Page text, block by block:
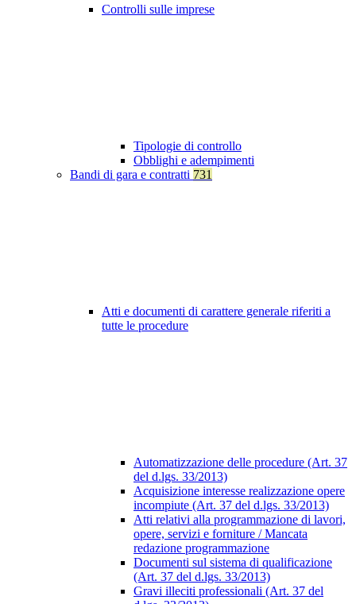
Controlli sulle imprese
Tipologie di controllo
Obblighi e adempimenti
Bandi di gara e contratti 731
Atti e documenti di carattere generale riferiti a
tutte le procedure
Automatizzazione delle procedure (Art. 37
del d.lgs. 33/2013)
Acquisizione interesse realizzazione opere
incompiute (Art. 37 del d.lgs. 33/2013)
Atti relativi alla programmazione di lavori,
opere, servizi e forniture / Mancata
redazione programmazione
Documenti sul sistema di qualificazione
(Art. 37 del d.lgs. 33/2013)
Gravi illeciti professionali (Art. 37 del